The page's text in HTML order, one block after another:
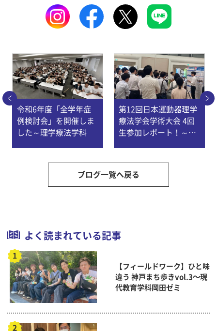
第12回日本運動器理学
療法学会学術大会 4回
生参加レポート！～理
令和6年度「全学年症
例検討会」を開催しま
した～理学療法学科
ブログ一覧へ戻る
よく読まれている記事
【フィールドワーク】ひと味
違う 神戸まち歩きvol.3～現
代教育学科岡田ゼミ